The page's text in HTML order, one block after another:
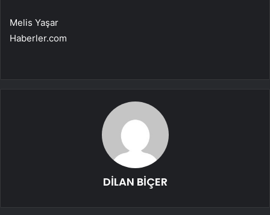
Melis Yaşar
Haberler.com
DİLAN BİÇER